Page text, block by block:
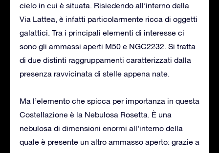
cielo in cui è situata. Risiedendo all’interno della
Via Lattea, è infatti particolarmente ricca di oggetti
galattici. Tra i principali elementi di interesse ci
sono gli ammassi aperti M50 e NGC2232. Si tratta
di due distinti raggruppamenti caratterizzati dalla
presenza ravvicinata di stelle appena nate.
Ma l’elemento che spicca per importanza in questa
Costellazione è la Nebulosa Rosetta. È una
nebulosa di dimensioni enormi all’interno della
quale è presente un altro ammasso aperto: grazie a